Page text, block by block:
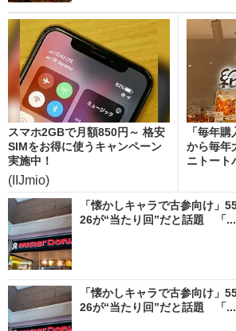
スマホ2GBで月額850円～ 格安
SIMをお得に使うキャンペーン
実施中！
(IIJmio)
「毎年
から毎年
ニトート
「懐かしキャラで古参向け」
26が“当たり回”だと話題 「...
「懐かしキャラで古参向け」
26が“当たり回”だと話題 「...